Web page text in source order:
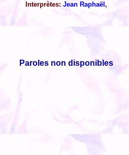
Interprètes:Jean Raphaël,
Paroles non disponibles